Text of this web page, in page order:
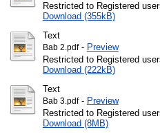
Restricted to Registered
Download (355kB)
Text
Bab 2.pdf- Preview
Restricted to Registered
Download (222kB)
Text
Bab 3.pdf- Preview
Restricted to Registered
Download (8MB)